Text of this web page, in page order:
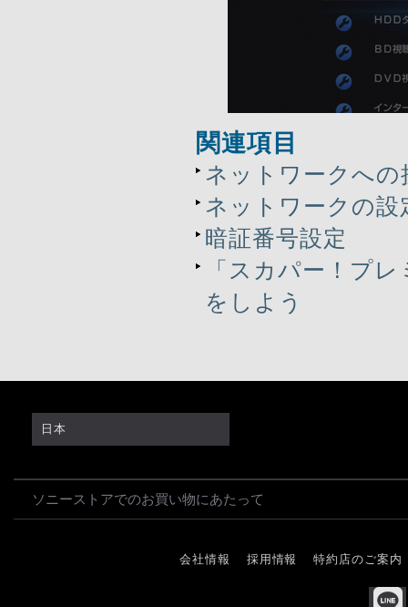
関連項目
ネットワークへの
ネットワークの設
暗証番号設定
「スカパー！プ
をしよう
日本
ソニーストアでのお買い物にあたって
会社情報 採用情報 特約店のご案内